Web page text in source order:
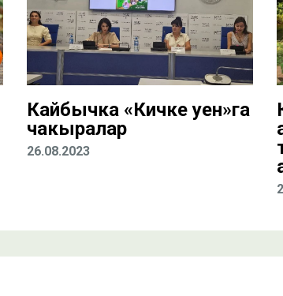
Кайбычка «Кичке уен»га
чакыралар
26.08.2023